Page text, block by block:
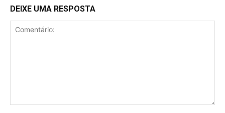
DEIXE UMA RESPOSTA